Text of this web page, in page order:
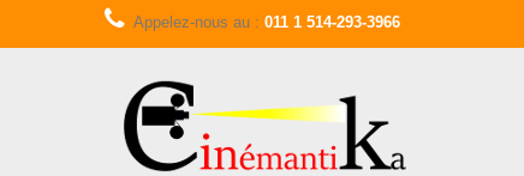
Appelez-nous au : 011 1 514-293-3966